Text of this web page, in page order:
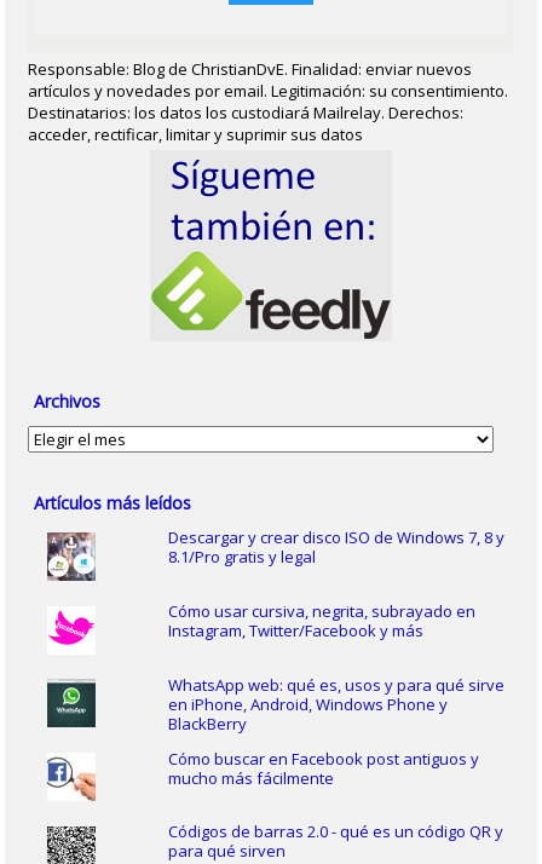
Responsable: Blog de ChristianDvE. Finalidad: enviar nuevos
artículos y novedades por email. Legitimación: su consentimiento.
Destinatarios: los datos los custodiará Mailrelay. Derechos:
acceder, rectificar, limitar y suprimir sus datos
Archivos
Archivos
Artículos más leídos
Descargar y crear disco ISO de Windows 7, 8 y
8.1/Pro gratis y legal
Cómo usar cursiva, negrita, subrayado en
Instagram, Twitter/Facebook y más
WhatsApp web: qué es, usos y para qué sirve
en iPhone, Android, Windows Phone y
BlackBerry
Cómo buscar en Facebook post antiguos y
mucho más fácilmente
Códigos de barras 2.0 - qué es un código QR y
para qué sirven